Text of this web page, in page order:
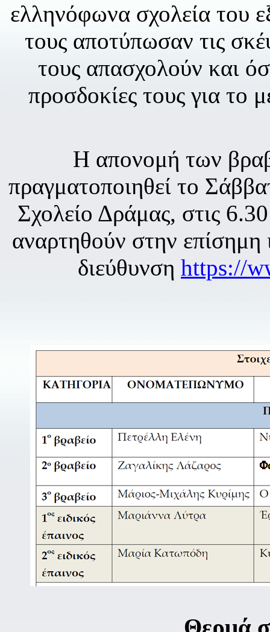
ελληνόφωνα σχολεία του
τους αποτύπωσαν τις
τους απασχολούν και
προσδοκίες τους για το
Η απονομή των
πραγματοποιηθεί το
Σχολείο Δράμας, στις
αναρτηθούν στην επίσημη
διεύθυνση https://